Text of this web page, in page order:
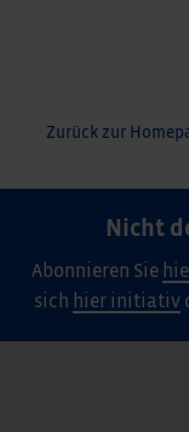
Zurück zur
Nicht
Abonnieren Sie
sich hier initiativ